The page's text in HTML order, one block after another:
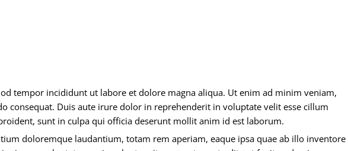
tempor incididunt ut labore et dolore magna aliqua. Ut enim ad minim veniam,
consequat. Duis aute irure dolor in reprehenderit in voluptate velit esse cillum
sunt in culpa qui officia deserunt mollit anim id est laborum.
doloremque laudantium, totam rem aperiam, eaque ipsa quae ab illo inventore